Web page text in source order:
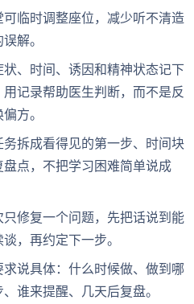
可临时调整座位，减少听不清造
解。
状、时间、诱因和精神状态记下
用记录帮助医生判断，而不是反
方。
务拆成看得见的第一步、时间块
盘点，不把学习困难简单说成
只修复一个问题，先把话说到能
，再约定下一步。
求说具体：什么时候做、做到哪
谁来提醒、几天后复盘。